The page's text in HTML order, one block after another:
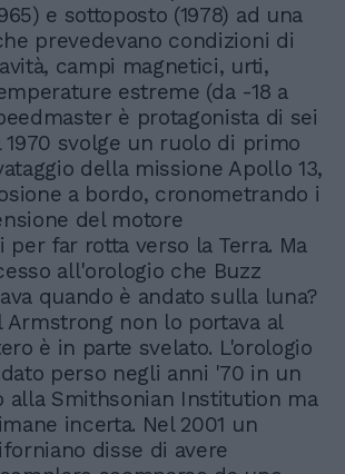
e sottoposto (1978) ad una
prevedevano condizioni di
campi magnetici, urti,
estreme (da -18 a
è protagonista di sei
1970 svolge un ruolo di primo
della missione Apollo 13,
a bordo, cronometrando i
del motore
per far rotta verso la Terra. Ma
all'orologio che Buzz
quando è andato sulla luna?
Armstrong non lo portava al
è in parte svelato. L'orologio
perso negli anni '70 in un
alla Smithsonian Institution ma
incerta. Nel 2001 un
disse di avere